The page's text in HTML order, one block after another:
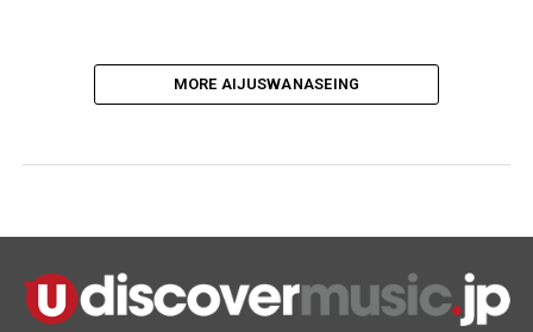
MORE AIJUSWANASEING